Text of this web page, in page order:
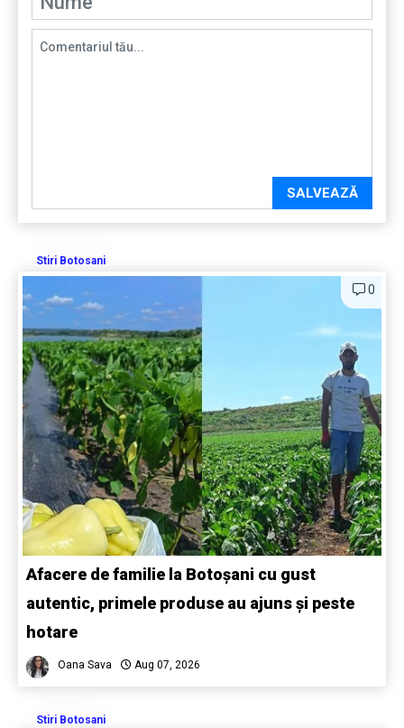
SALVEAZĂ
Stiri Botosani
0
Afacere de familie la Botoșani cu gust
autentic, primele produse au ajuns și peste
hotare
Oana Sava Aug 07, 2026
Stiri Botosani